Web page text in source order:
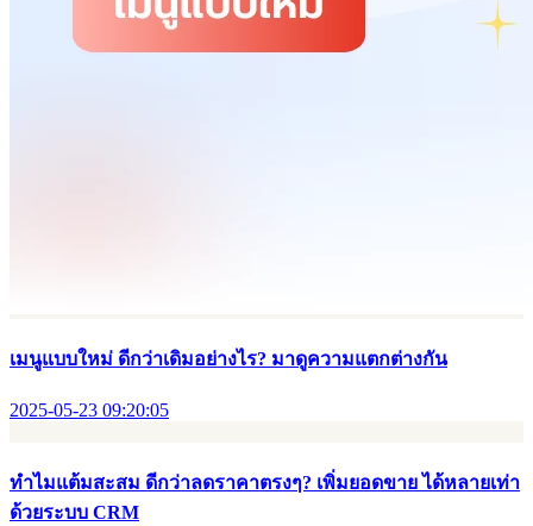
เมนูแบบใหม่ ดีกว่าเดิมอย่างไร? มาดูความแตกต่างกัน
2025-05-23 09:20:05